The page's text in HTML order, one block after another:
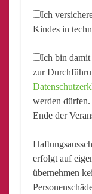
Ich
Kindes in
Ich bin damit
zur
werden
Ende der
erfolgt auf
übernehmen